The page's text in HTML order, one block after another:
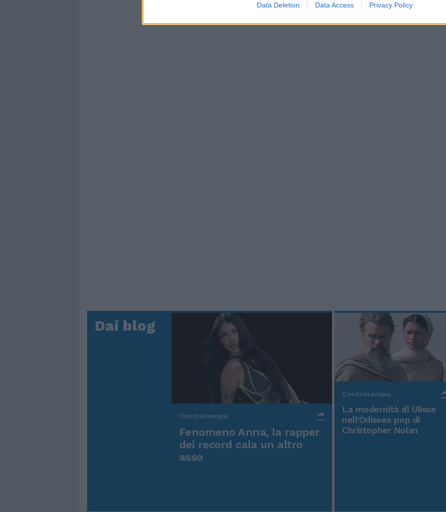
Data Deletion Data Access Privacy Policy
Dai blog
Controtempo
Fenomeno Anna, la rapper
dei record cala un altro
asso
Controtempo
La modernità di Ulisse
nell'Odissea pop di
Christopher Nolan